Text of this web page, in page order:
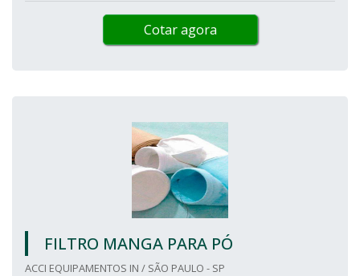
Cotar agora
FILTRO MANGA PARA PÓ
ACCI EQUIPAMENTOS IN / SÃO PAULO - SP